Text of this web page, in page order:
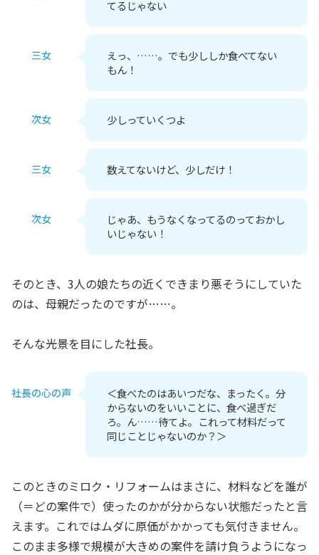
てるじゃない
三女
えっ、……。でも少ししか食べてない
もん！
次女 少しっていくつよ
三女 数えてないけど、少しだけ！
次女
じゃあ、もうなくなってるのっておかし
いじゃない！
そのとき、3人の娘たちの近くできまり悪そうにしていた
のは、母親だったのですが……。
そんな光景を目にした社長。
社長の心の声
＜食べたのはあいつだな、まったく。分
からないのをいいことに、食べ過ぎだ
ろ。ん……待てよ。これって材料だって
同じことじゃないのか？＞
このときのミロク・リフォームはまさに、材料などを誰が
（＝どの案件で）使ったのかが分からない状態だったと言
えます。これではムダに原価がかかっても気付きません。
このまま多様で規模が大きめの案件を請け負うようになっ